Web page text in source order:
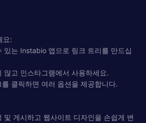
요:
있는 Instabio 앱으로 링크 트리를 만드십
않고 인스타그램에서 사용하세요.
클릭하면 여러 옵션을 제공합니다.
및 게시하고 웹사이트 디자인을 손쉽게 변